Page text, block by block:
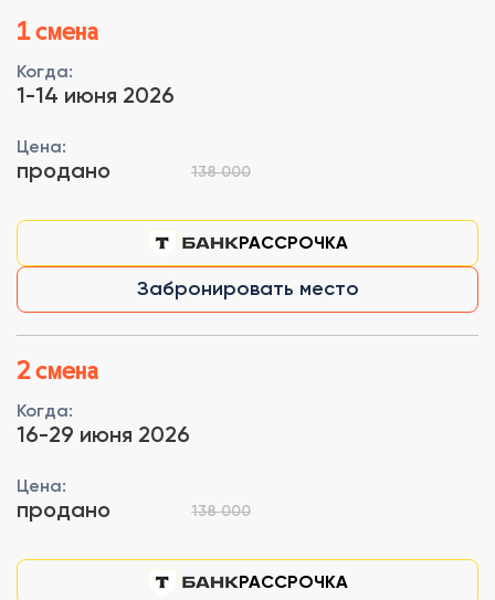
1 смена
Когда:
1-14 июня 2026
Цена:
продано 138 000
РАССРОЧКА
Забронировать место
2 смена
Когда:
16-29 июня 2026
Цена:
продано 138 000
РАССРОЧКА